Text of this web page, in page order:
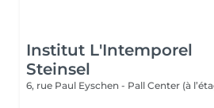
Institut L'Intemporel
Steinsel
6, rue Paul Eyschen - Pall Center (à